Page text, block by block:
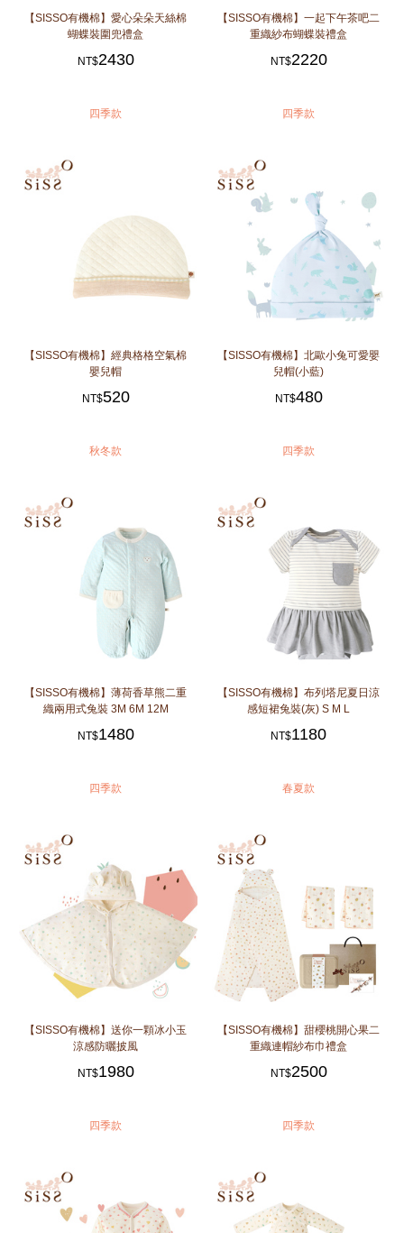
【SISSO有機棉】愛心朵朵天絲棉
蝴蝶裝圍兜禮盒
NT$2430
四季款
【SISSO有機棉】一起下午茶吧二
重織紗布蝴蝶裝禮盒
NT$2220
四季款
【SISSO有機棉】經典格格空氣棉
嬰兒帽
NT$520
秋冬款
【SISSO有機棉】北歐小兔可愛嬰
兒帽(小藍)
NT$480
四季款
【SISSO有機棉】薄荷香草熊二重
織兩用式兔裝 3M 6M 12M
NT$1480
四季款
【SISSO有機棉】布列塔尼夏日涼
感短裙兔裝(灰) S M L
NT$1180
春夏款
【SISSO有機棉】送你一顆冰小玉
涼感防曬披風
NT$1980
四季款
【SISSO有機棉】甜櫻桃開心果二
重織連帽紗布巾禮盒
NT$2500
四季款